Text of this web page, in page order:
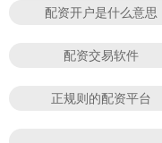
配资开户是什么意思
配资交易软件
正规则的配资平台